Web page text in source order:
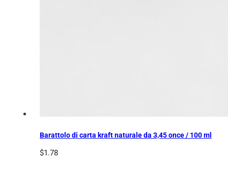
Barattolo di carta kraft naturale da 3,45 once / 100 ml
$1.78